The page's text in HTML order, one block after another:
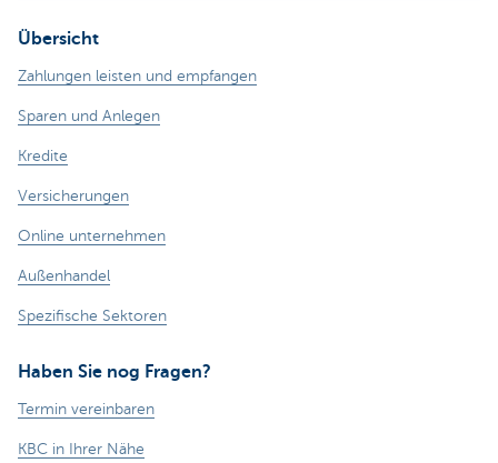
Übersicht
Zahlungen leisten und empfangen
Sparen und Anlegen
Kredite
Versicherungen
Online unternehmen
Außenhandel
Spezifische Sektoren
Haben Sie nog Fragen?
Termin vereinbaren
KBC in Ihrer Nähe